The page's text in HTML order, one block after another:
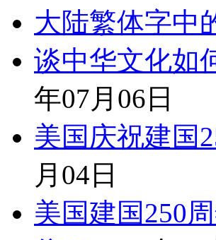
大陆繁体字中
谈中华文化如
年07月06日
美国庆祝建国
月04日
美国建国250